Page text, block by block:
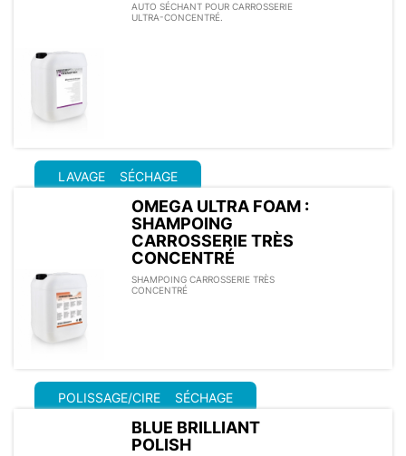
AUTO SÉCHANT POUR CARROSSERIE
ULTRA-CONCENTRÉ.
LAVAGE SÉCHAGE
OMEGA ULTRA FOAM :
SHAMPOING
CARROSSERIE TRÈS
CONCENTRÉ
SHAMPOING CARROSSERIE TRÈS
CONCENTRÉ
POLISSAGE/CIRE SÉCHAGE
BLUE BRILLIANT
POLISH